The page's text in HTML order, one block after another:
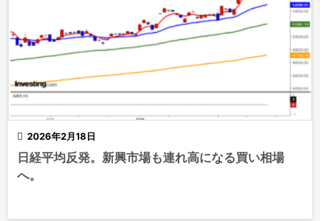
 2026年2月18日
日経平均反発。新興市場も連れ高になる買い相場
へ。